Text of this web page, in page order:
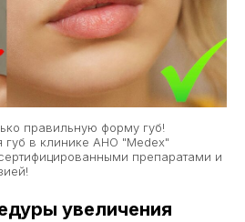
правильную форму губ!
губ в клинике АНО "Medex"
препаратами и
увеличения